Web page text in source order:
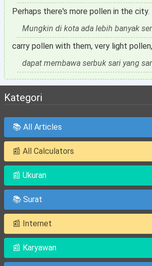
Perhaps there's more pollen in the city.
Mungkin di kota ada lebih banyak
carry pollen with them, very light pollen,
dapat membawa serbuk sari yang
Kategori
📚 All Articles
📰 All Calculators
📰 Ukuran
📚 Surat
📰 Internet
📰 Karyawan